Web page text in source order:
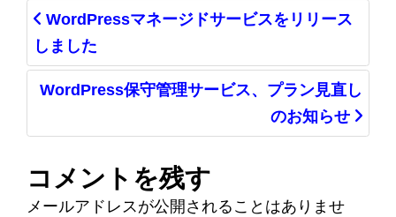
WordPressマネージドサービスをリリース
しました
WordPress保守管理サービス、プラン見直し
のお知らせ
コメントを残す
メールアドレスが公開されることはありませ